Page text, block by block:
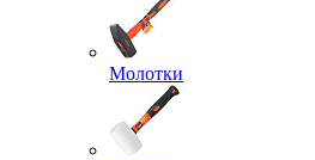
Молотки